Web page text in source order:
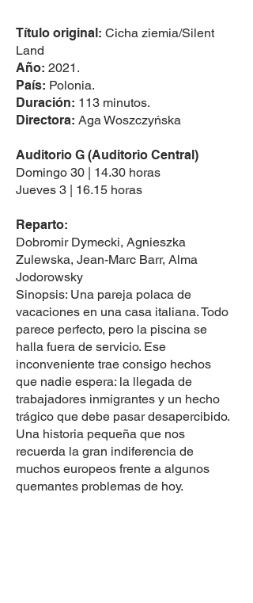
Título original: Cicha ziemia/Silent
Land
Año: 2021.
País: Polonia.
Duración: 113 minutos.
Directora: Aga Woszczyńska
Auditorio G (Auditorio Central)
Domingo 30 | 14.30 horas
Jueves 3 | 16.15 horas
Reparto:
Dobromir Dymecki, Agnieszka
Zulewska, Jean-Marc Barr, Alma
Jodorowsky
Sinopsis: Una pareja polaca de
vacaciones en una casa italiana. Todo
parece perfecto, pero la piscina se
halla fuera de servicio. Ese
inconveniente trae consigo hechos
que nadie espera: la llegada de
trabajadores inmigrantes y un hecho
trágico que debe pasar desapercibido.
Una historia pequeña que nos
recuerda la gran indiferencia de
muchos europeos frente a algunos
quemantes problemas de hoy.